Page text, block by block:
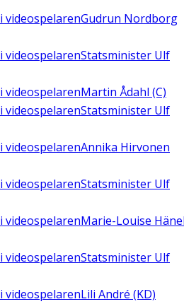
i videospelarenGudrun Nordborg
i videospelarenStatsminister Ulf
i videospelarenMartin Ådahl (C)
i videospelarenStatsminister Ulf
i videospelarenAnnika Hirvonen
i videospelarenStatsminister Ulf
i videospelarenMarie-Louise
i videospelarenStatsminister Ulf
i videospelarenLili André (KD)